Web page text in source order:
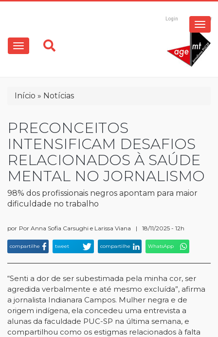
conteúdo
principal
Login Registrar
Main
navigation
Trilha
navegação
Início Notícias
PRECONCEITOS
INTENSIFICAM DESAFIOS
RELACIONADOS À SAÚDE
MENTAL NO JORNALISMO
98% dos profissionais negros apontam para maior
dificuldade no trabalho
por Por Anna Sofia Carsughi e Larissa Viana | 18/11/2025 - 12h
compartilhe tweet compartilhe WhatsApp
“Senti a dor de ser subestimada pela minha cor, ser
agredida verbalmente e até mesmo excluída”, afirma
a jornalista Indianara Campos. Mulher negra e de
origem indígena, ela concedeu uma entrevista a
alunas da faculdade PUC-SP na última semana, e
compartilhou como os estigmas relacionados à falta